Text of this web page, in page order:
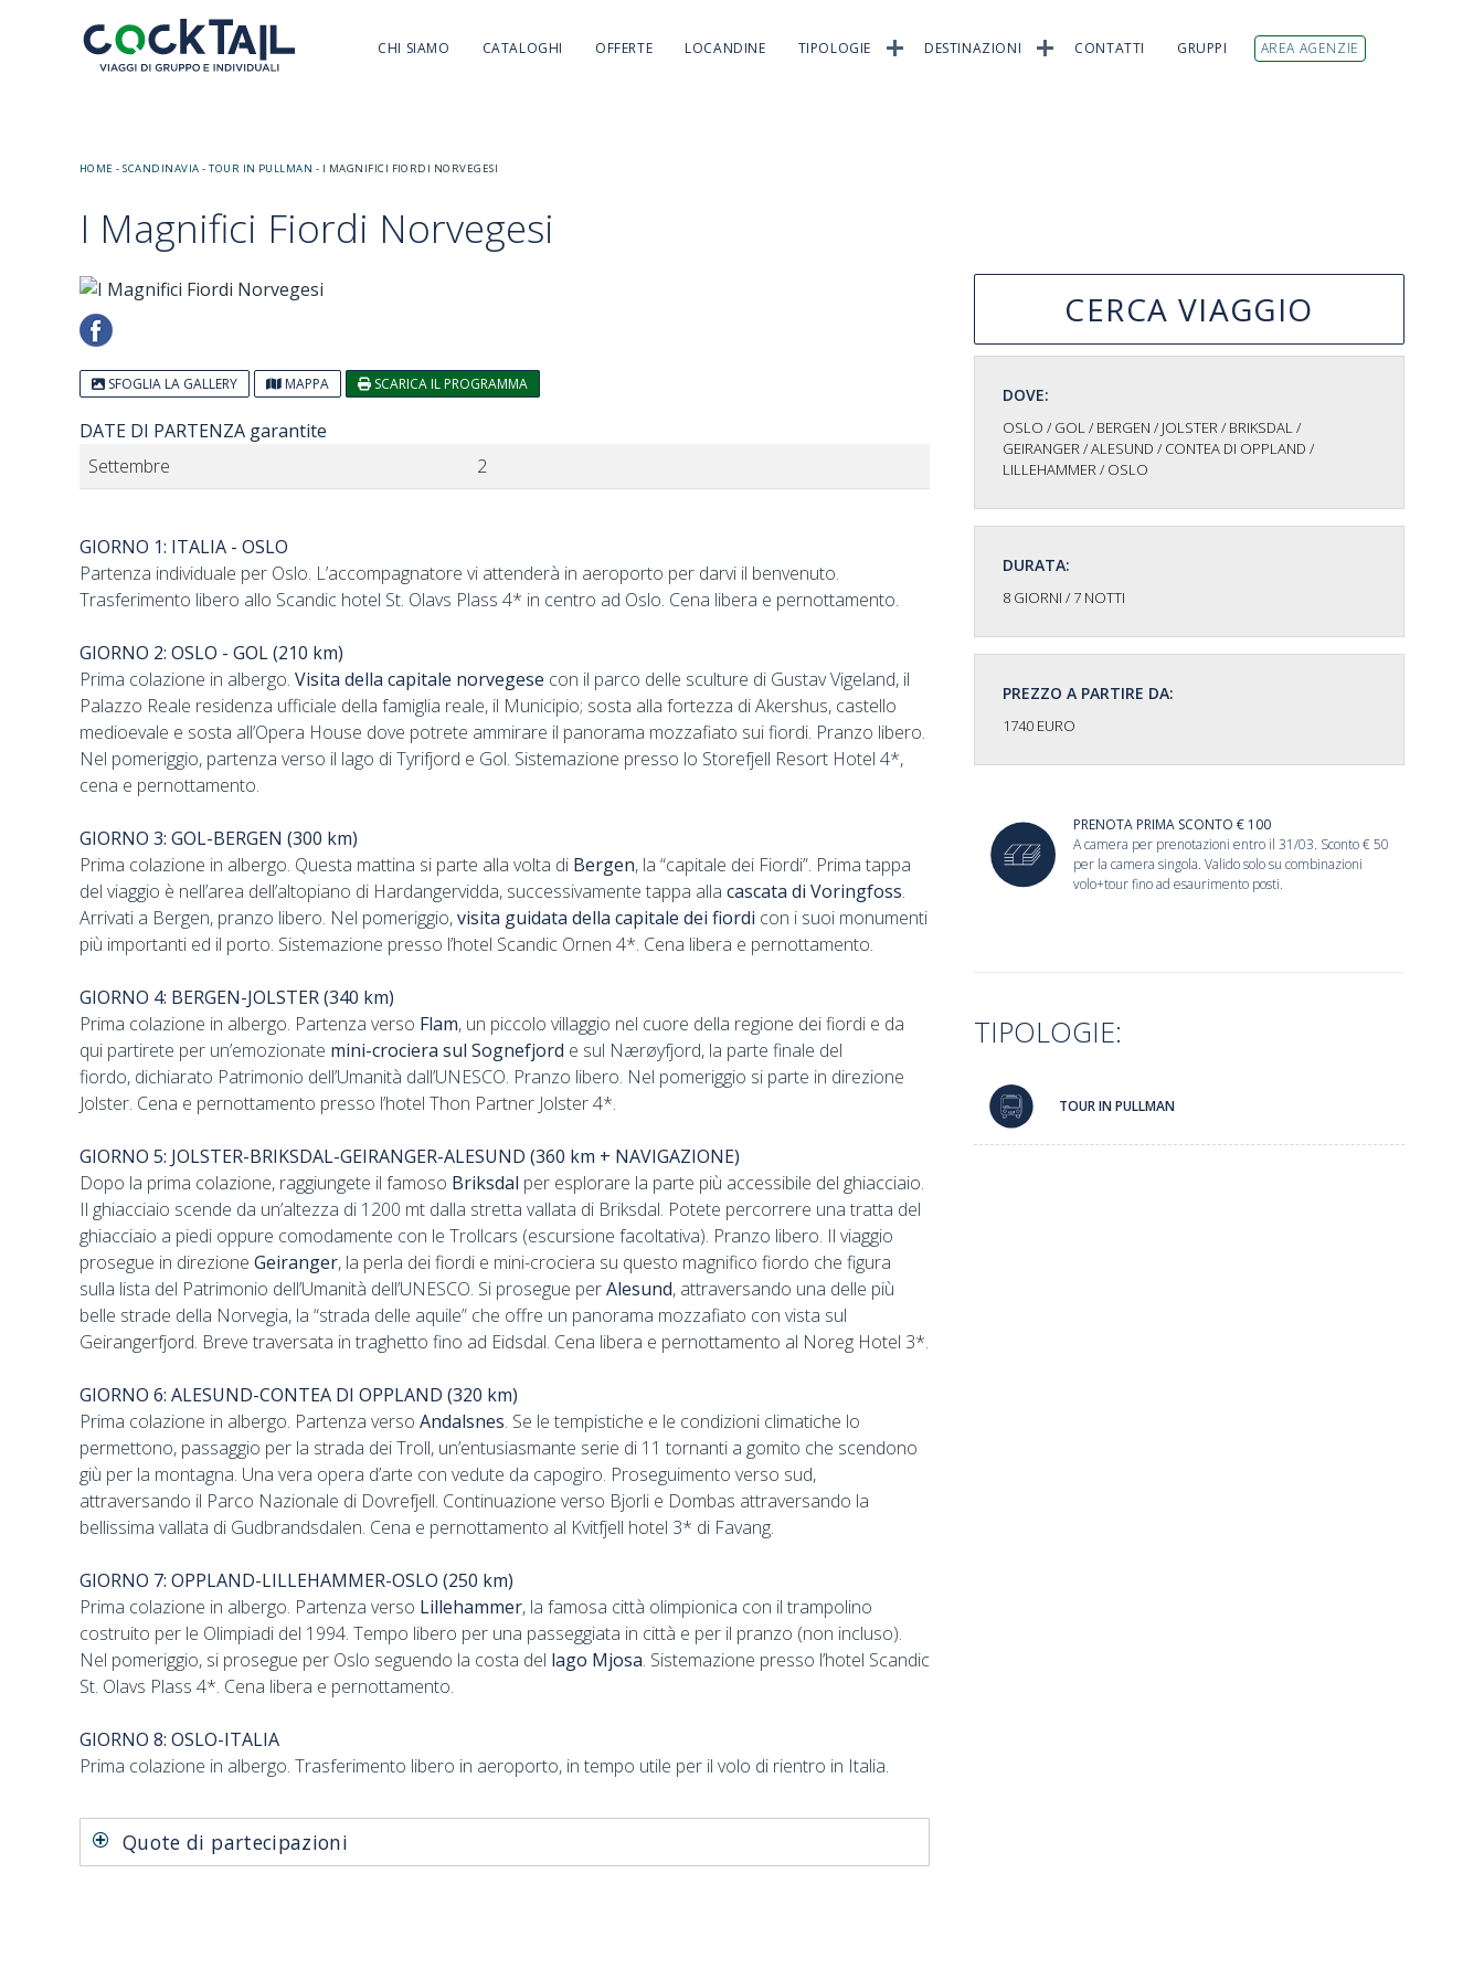
CHI SIAMO CATALOGHI OFFERTE LOCANDINE TIPOLOGIE DESTINAZIONI CONTATTI GRUPPI AREA AGENZIE
HOME -SCANDINAVIA -TOUR IN PULLMAN - I MAGNIFICI FIORDI NORVEGESI
I Magnifici Fiordi Norvegesi
SFOGLIA LA GALLERY MAPPA SCARICA IL PROGRAMMA
DATE DI PARTENZA garantite
Settembre
2
GIORNO 1: ITALIA - OSLO
Partenza individuale per Oslo. L’accompagnatore vi attenderà in aeroporto per darvi il benvenuto.
Trasferimento libero allo Scandic hotel St. Olavs Plass 4* in centro ad Oslo. Cena libera e pernottamento.
GIORNO 2: OSLO - GOL (210 km)
Prima colazione in albergo. Visita della capitale norvegese con il parco delle sculture di Gustav Vigeland, il
Palazzo Reale residenza ufficiale della famiglia reale, il Municipio; sosta alla fortezza di Akershus, castello
medioevale e sosta all’Opera House dove potrete ammirare il panorama mozzafiato sui fiordi. Pranzo libero.
Nel pomeriggio, partenza verso il lago di Tyrifjord e Gol. Sistemazione presso lo Storefjell Resort Hotel 4*,
cena e pernottamento.
GIORNO 3: GOL-BERGEN (300 km)
Prima colazione in albergo. Questa mattina si parte alla volta di Bergen, la “capitale dei Fiordi”. Prima tappa
del viaggio è nell’area dell’altopiano di Hardangervidda, successivamente tappa alla cascata di Voringfoss.
Arrivati a Bergen, pranzo libero. Nel pomeriggio,visita guidata della capitale dei fiordi con i suoi monumenti
più importanti ed il porto. Sistemazione presso l’hotel Scandic Ornen 4*. Cena libera e pernottamento.
GIORNO 4: BERGEN-JOLSTER (340 km)
Prima colazione in albergo. Partenza verso Flam, un piccolo villaggio nel cuore della regione dei fiordi e da
qui partirete per un’emozionate mini-crociera sul Sognefjord e sul Nærøyfjord, la parte finale del
fiordo, dichiarato Patrimonio dell’Umanità dall’UNESCO. Pranzo libero. Nel pomeriggio si parte in direzione
Jolster. Cena e pernottamento presso l’hotel Thon Partner Jolster 4*.
GIORNO 5: JOLSTER-BRIKSDAL-GEIRANGER-ALESUND (360 km + NAVIGAZIONE)
Dopo la prima colazione, raggiungete il famoso Briksdal per esplorare la parte più accessibile del ghiacciaio.
Il ghiacciaio scende da un’altezza di 1200 mt dalla stretta vallata di Briksdal. Potete percorrere una tratta del
ghiacciaio a piedi oppure comodamente con le Trollcars (escursione facoltativa). Pranzo libero. Il viaggio
prosegue in direzione Geiranger, la perla dei fiordi e mini-crociera su questo magnifico fiordo che figura
sulla lista del Patrimonio dell’Umanità dell’UNESCO. Si prosegue perAlesund, attraversando una delle più
belle strade della Norvegia, la “strada delle aquile” che offre un panorama mozzafiato con vista sul
Geirangerfjord. Breve traversata in traghetto fino ad Eidsdal. Cena libera e pernottamento al Noreg Hotel 3*.
GIORNO 6: ALESUND-CONTEA DI OPPLAND (320 km)
Prima colazione in albergo. Partenza verso Andalsnes. Se le tempistiche e le condizioni climatiche lo
permettono, passaggio per la strada dei Troll, un’entusiasmante serie di 11 tornanti a gomito che scendono
giù per la montagna. Una vera opera d’arte con vedute da capogiro. Proseguimento verso sud,
attraversando il Parco Nazionale di Dovrefjell. Continuazione verso Bjorli e Dombas attraversando la
bellissima vallata di Gudbrandsdalen. Cena e pernottamento al Kvitfjell hotel 3* di Favang.
GIORNO 7: OPPLAND-LILLEHAMMER-OSLO (250 km)
Prima colazione in albergo. Partenza verso Lillehammer, la famosa città olimpionica con il trampolino
costruito per le Olimpiadi del 1994. Tempo libero per una passeggiata in città e per il pranzo (non incluso).
Nel pomeriggio, si prosegue per Oslo seguendo la costa del lago Mjosa. Sistemazione presso l’hotel Scandic
St. Olavs Plass 4*. Cena libera e pernottamento.
GIORNO 8: OSLO-ITALIA
Prima colazione in albergo. Trasferimento libero in aeroporto, in tempo utile per il volo di rientro in Italia.
Quote di partecipazioni
CERCA VIAGGIO
DOVE:
OSLO / GOL / BERGEN / JOLSTER / BRIKSDAL /
GEIRANGER / ALESUND / CONTEA DI OPPLAND /
LILLEHAMMER / OSLO
DURATA:
8 GIORNI / 7 NOTTI
PREZZO A PARTIRE DA:
1740 EURO
PRENOTA PRIMA SCONTO € 100
A camera per prenotazioni entro il 31/03. Sconto € 50
per la camera singola. Valido solo su combinazioni
volo+tour fino ad esaurimento posti.
TIPOLOGIE:
TOUR IN PULLMAN